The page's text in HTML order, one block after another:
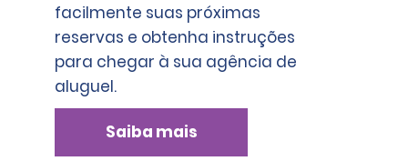
facilmente suas próximas
reservas e obtenha instruções
para chegar à sua agência de
aluguel.
Saiba mais